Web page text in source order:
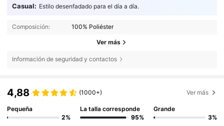
Casual: Estilo desenfadado para el día a día.
Composición: 100% Poliéster
Ver más
Información de seguridad y contactos
4,88 (1000+) Ver más
Pequeña
2%
La talla corresponde
95%
Grande
3%